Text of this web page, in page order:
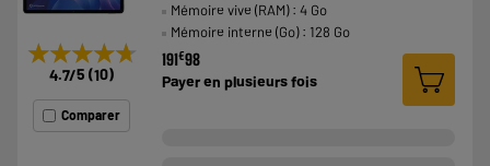
★★★★★
★★★★★
4.7/5 (10)
Comparer
Mémoire vive (RAM) : 4 Go
Mémoire interne (Go) : 128 Go
191€98
Payer enplusieurs fois